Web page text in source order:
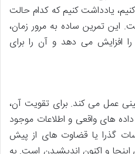
یادداشت کنیم که کدام حالت
تمرین ساده به مرور زمان،
افزایش می دهد و آن را برای
عمل می کند. برای تقویت آن،
داده های واقعی و اطلاعات موجود
گذرا یا قضاوت های از پیش